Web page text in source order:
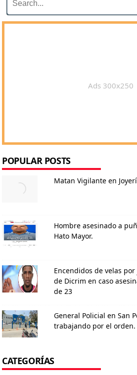
Ads 300x250
POPULAR POSTS
Matan Vigilante en
Hombre asesinado a
Hato Mayor.
Encendidos de velas
de Dicrim en caso
de 23
General Policial en San
trabajando por el orden.
CATEGORÍAS